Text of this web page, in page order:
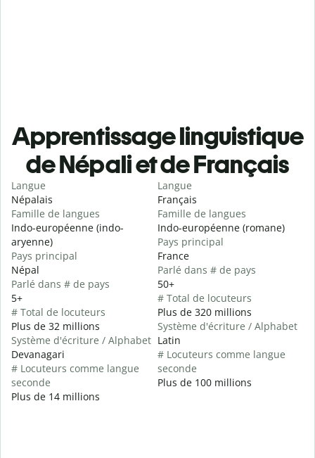
Apprentissage linguistique
de Népali et de Français
Langue
Népalais
Famille de langues
Indo-européenne (indo-
aryenne)
Pays principal
Népal
Parlé dans # de pays
5+
# Total de locuteurs
Plus de 32 millions
Système d'écriture / Alphabet
Devanagari
# Locuteurs comme langue
seconde
Plus de 14 millions
Langue
Français
Famille de langues
Indo-européenne (romane)
Pays principal
France
Parlé dans # de pays
50+
# Total de locuteurs
Plus de 320 millions
Système d'écriture / Alphabet
Latin
# Locuteurs comme langue
seconde
Plus de 100 millions